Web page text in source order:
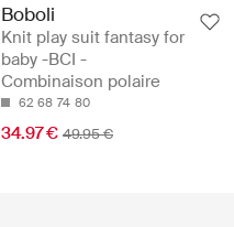
Boboli
Knit play suit fantasy for
baby -BCI -
Combinaison polaire
62 68 74 80
34.97 € 49.95 €